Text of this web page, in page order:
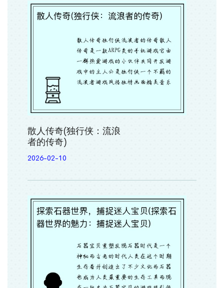
散人传奇(独行侠：流浪
者的传奇)
2026-02-10